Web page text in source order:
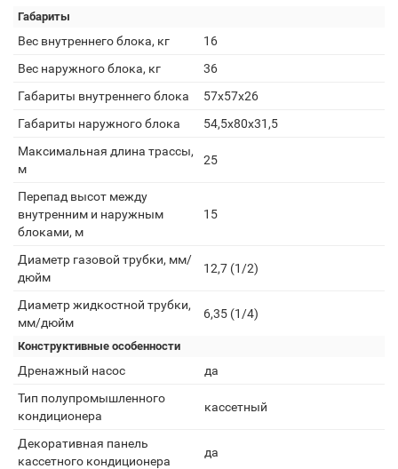
Габариты
Вес внутреннего блока, кг
16
Вес наружного блока, кг
36
Габариты внутреннего блока
57x57х26
Габариты наружного блока
54,5x80x31,5
Максимальная длина трассы,
м
25
Перепад высот между
внутренним и наружным
блоками, м
15
Диаметр газовой трубки, мм/
дюйм
12,7 (1/2)
Диаметр жидкостной трубки,
мм/дюйм
6,35 (1/4)
Конструктивные особенности
Дренажный насос
да
Тип полупромышленного
кондиционера
кассетный
Декоративная панель
кассетного кондиционера
да